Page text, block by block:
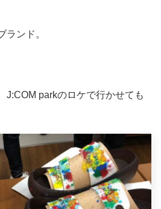
ランド。
J:COM parkのロケで行かせても